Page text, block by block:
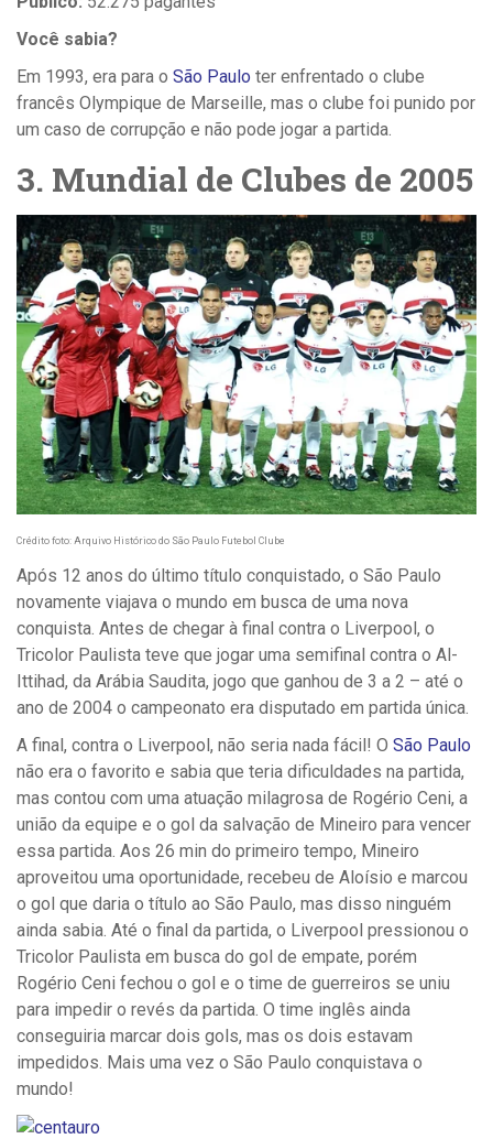
Você sabia?
Em 1993, era para o São Paulo ter enfrentado o clube
francês Olympique de Marseille, mas o clube foi punido por
um caso de corrupção e não pode jogar a partida.
3. Mundial de Clubes de 2005
Crédito foto: Arquivo Histórico do São Paulo Futebol Clube
Após 12 anos do último título conquistado, o São Paulo
novamente viajava o mundo em busca de uma nova
conquista. Antes de chegar à final contra o Liverpool, o
Tricolor Paulista teve que jogar uma semifinal contra o Al-
Ittihad, da Arábia Saudita, jogo que ganhou de 3 a 2 – até o
ano de 2004 o campeonato era disputado em partida única.
A final, contra o Liverpool, não seria nada fácil! O São Paulo
não era o favorito e sabia que teria dificuldades na partida,
mas contou com uma atuação milagrosa de Rogério Ceni, a
união da equipe e o gol da salvação de Mineiro para vencer
essa partida. Aos 26 min do primeiro tempo, Mineiro
aproveitou uma oportunidade, recebeu de Aloísio e marcou
o gol que daria o título ao São Paulo, mas disso ninguém
ainda sabia. Até o final da partida, o Liverpool pressionou o
Tricolor Paulista em busca do gol de empate, porém
Rogério Ceni fechou o gol e o time de guerreiros se uniu
para impedir o revés da partida. O time inglês ainda
conseguiria marcar dois gols, mas os dois estavam
impedidos. Mais uma vez o São Paulo conquistava o
mundo!